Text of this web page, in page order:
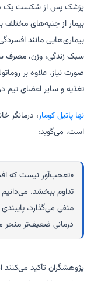
پزشک پس از شکست یک
بیمار از جنبه‌های مختلف
بیماری‌هایی مانند
سبک زندگی، وزن، مصرف
صورت نیاز، علاوه بر
تغذیه و سایر اعضای تیم
نها پاتیل کومار، درمانگر
است، می‌گوید:
«تعجب‌آور نیست که
تداوم ببخشد.
منفی می‌گذارد،
درمانی ضعیف‌تر
پژوهشگران تأکید